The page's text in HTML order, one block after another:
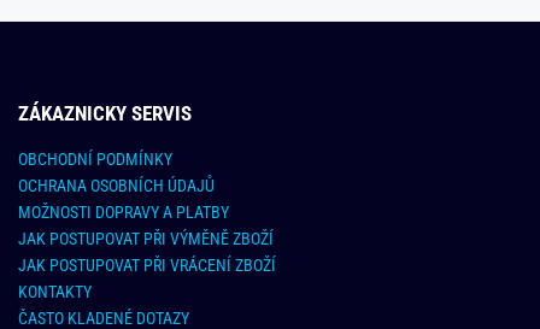
ZÁKAZNICKY SERVIS
OBCHODNÍ PODMÍNKY
OCHRANA OSOBNÍCH ÚDAJŮ
MOŽNOSTI DOPRAVY A PLATBY
JAK POSTUPOVAT PŘI VÝMĚNĚ ZBOŽÍ
JAK POSTUPOVAT PŘI VRÁCENÍ ZBOŽÍ
KONTAKTY
ČASTO KLADENÉ DOTAZY